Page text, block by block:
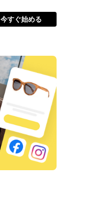
今すぐ始める